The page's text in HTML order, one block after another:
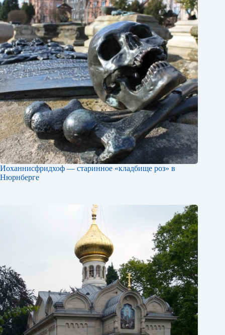
Иоханнисфридхоф — старинное «кладбище роз» в
Нюрнберге